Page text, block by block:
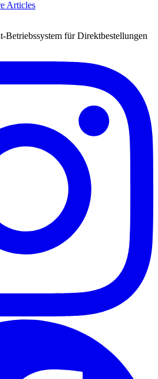
Articles
Betriebssystem für Direktbestellungen